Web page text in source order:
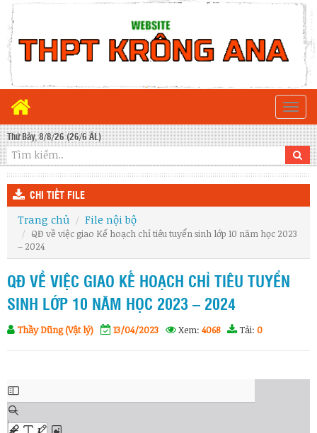
Thứ Bảy, 8/8/26 (26/6 ÂL)
CHI TIẾT FILE
Trang chủ File nội bộ
QĐ về việc giao Kế hoạch chỉ tiêu tuyển sinh lớp 10 năm học 2023
– 2024
QĐ VỀ VIỆC GIAO KẾ HOẠCH CHỈ TIÊU TUYỂN
SINH LỚP 10 NĂM HỌC 2023 – 2024
Thầy Dũng (Vật lý) 13/04/2023 Xem: 4068 Tải: 0